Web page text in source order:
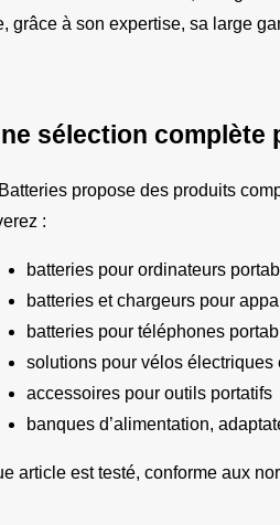
grâce à son expertise, sa large
sélection complète
propose des produits
:
batteries pour ordinateurs
batteries et chargeurs pour
batteries pour téléphones
solutions pour vélos électriques
accessoires pour outils portatifs
banques d’alimentation,
article est testé, conforme aux